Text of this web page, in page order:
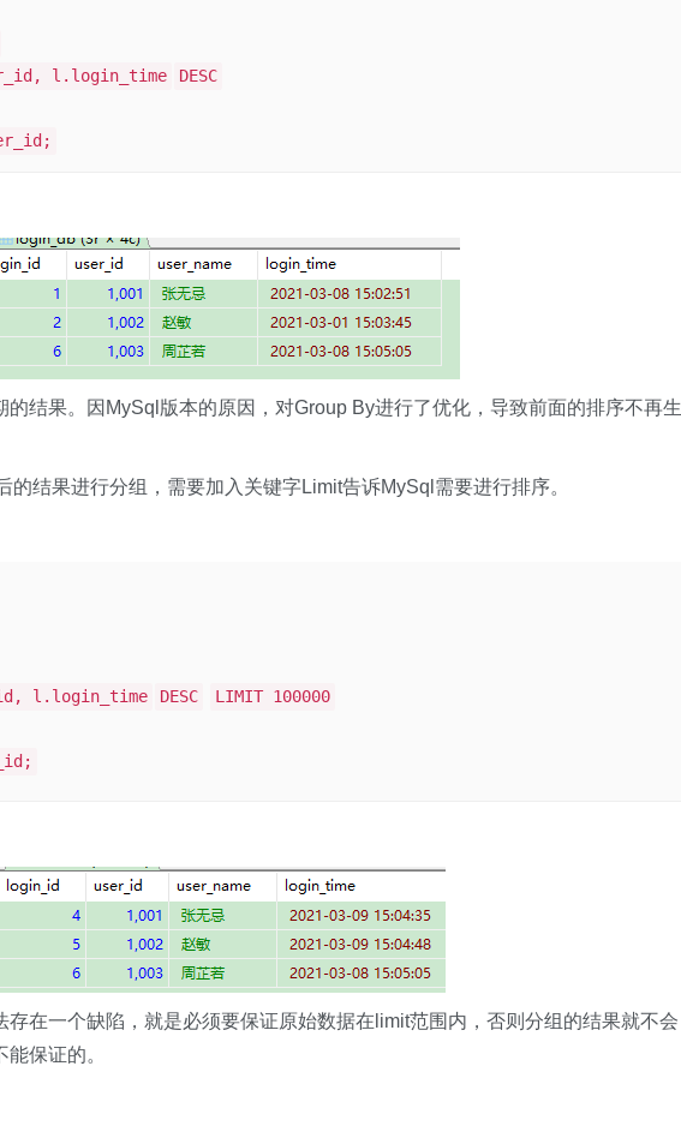
l.login_time
DESC
的结果。因MySql版本的原因，对Group By进行了优化，导致前面的排序不再生
的结果进行分组，需要加入关键字Limit告诉MySql需要进行排序。
l.login_time DESC
LIMIT 100000
存在一个缺陷，就是必须要保证原始数据在limit范围内，否则分组的结果就不会
保证的。